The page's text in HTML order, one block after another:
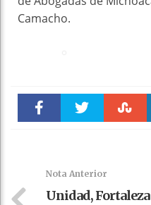
Camacho.
Nota Anterior
Unidad,